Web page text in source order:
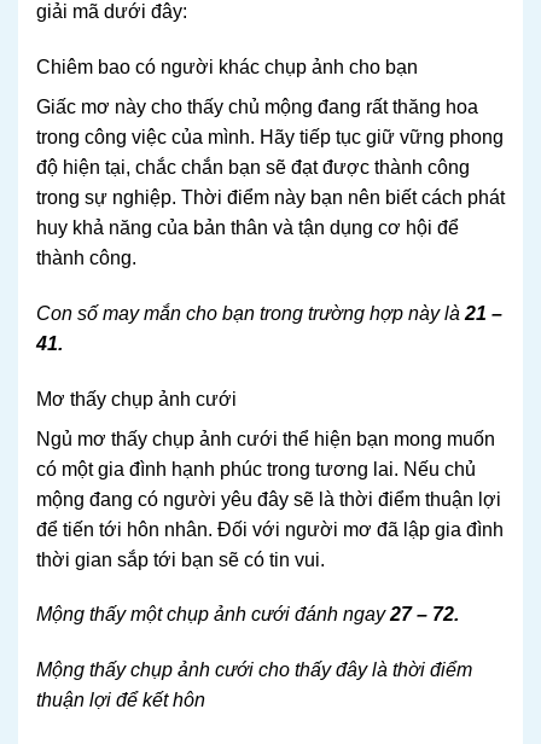
giải mã dưới đây:
Chiêm bao có người khác chụp ảnh cho bạn
Giấc mơ này cho thấy chủ mộng đang rất thăng hoa
trong công việc của mình. Hãy tiếp tục giữ vững phong
độ hiện tại, chắc chắn bạn sẽ đạt được thành công
trong sự nghiệp. Thời điểm này bạn nên biết cách phát
huy khả năng của bản thân và tận dụng cơ hội để
thành công.
Con số may mắn cho bạn trong trường hợp này là 21 –
41.
Mơ thấy chụp ảnh cưới
Ngủ mơ thấy chụp ảnh cưới thể hiện bạn mong muốn
có một gia đình hạnh phúc trong tương lai. Nếu chủ
mộng đang có người yêu đây sẽ là thời điểm thuận lợi
để tiến tới hôn nhân. Đối với người mơ đã lập gia đình
thời gian sắp tới bạn sẽ có tin vui.
Mộng thấy một chụp ảnh cưới đánh ngay27 – 72.
Mộng thấy chụp ảnh cưới cho thấy đây là thời điểm
thuận lợi để kết hôn